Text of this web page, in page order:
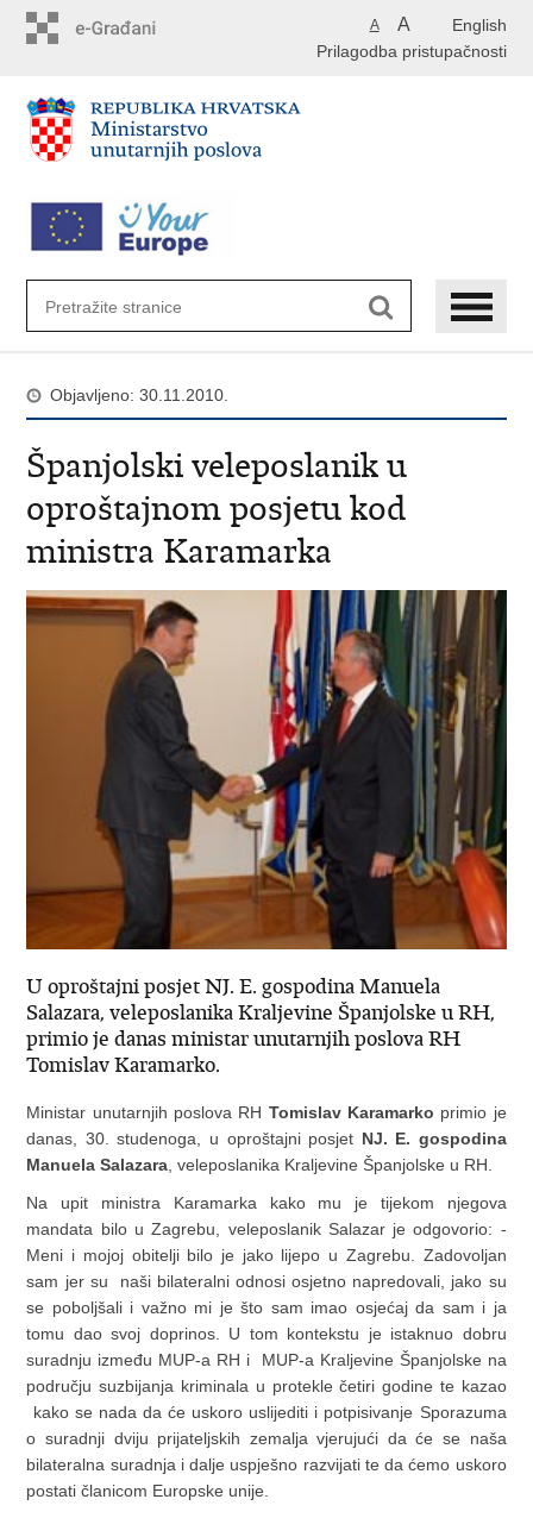
English
A A
Prilagodba pristupačnosti
Objavljeno: 30.11.2010.
Španjolski veleposlanik u
oproštajnom posjetu kod
ministra Karamarka
U oproštajni posjet NJ. E. gospodina Manuela
Salazara, veleposlanika Kraljevine Španjolske u RH,
primio je danas ministar unutarnjih poslova RH
Tomislav Karamarko.
Ministar unutarnjih poslova RH Tomislav Karamarko primio je
danas, 30. studenoga, u oproštajni posjet NJ. E. gospodina
Manuela Salazara , veleposlanika Kraljevine Španjolske u RH.
Na upit ministra Karamarka kako mu je tijekom njegova
mandata bilo u Zagrebu, veleposlanik Salazar je odgovorio: -
Meni i mojoj obitelji bilo je jako lijepo u Zagrebu. Zadovoljan
sam jer su naši bilateralni odnosi osjetno napredovali, jako su
se poboljšali i važno mi je što sam imao osjećaj da sam i ja
tomu dao svoj doprinos. U tom kontekstu je istaknuo dobru
suradnju između MUP-a RH i MUP-a Kraljevine Španjolske na
području suzbijanja kriminala u protekle četiri godine te kazao
kako se nada da će uskoro uslijediti i potpisivanje Sporazuma
o suradnji dviju prijateljskih zemalja vjerujući da će se naša
bilateralna suradnja i dalje uspješno razvijati te da ćemo uskoro
postati članicom Europske unije.